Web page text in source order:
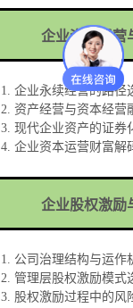
企业资产经营
1. 企业永续经营的路径
2. 资产经营与资本经营
3. 现代企业资产的证券
4. 企业资本运营财富解
企业股权激励
1. 公司治理结构与运作
2. 管理层股权激励模式
3. 股权激励过程中的风